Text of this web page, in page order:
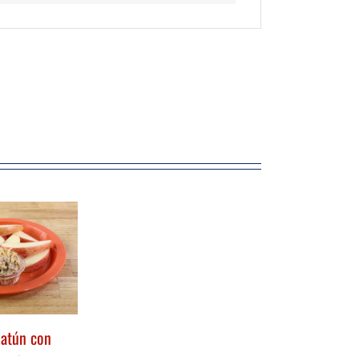
con